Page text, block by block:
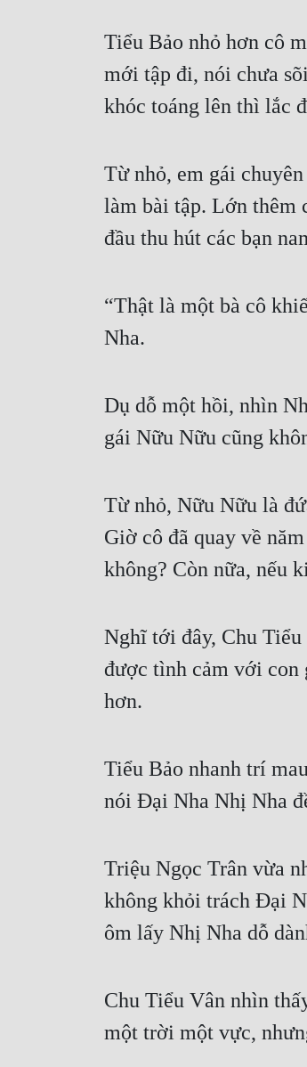
Tiểu Bảo nhỏ hơn cô
mới tập đi, nói chưa
khóc toáng lên thì lắc
Từ nhỏ, em gái
làm bài tập. Lớn thêm
đầu thu hút các bạn
“Thật là một bà cô
Nha.
Dụ dỗ một hồi, nhìn
gái Nữu Nữu cũng
Từ nhỏ, Nữu Nữu là
Giờ cô đã quay về
không? Còn nữa, nếu
Nghĩ tới đây, Chu
được tình cảm với con
hơn.
Tiểu Bảo nhanh trí
nói Đại Nha Nhị Nha
Triệu Ngọc Trân vừa
không khỏi trách Đại
ôm lấy Nhị Nha dỗ
Chu Tiểu Vân nhìn
một trời một vực,